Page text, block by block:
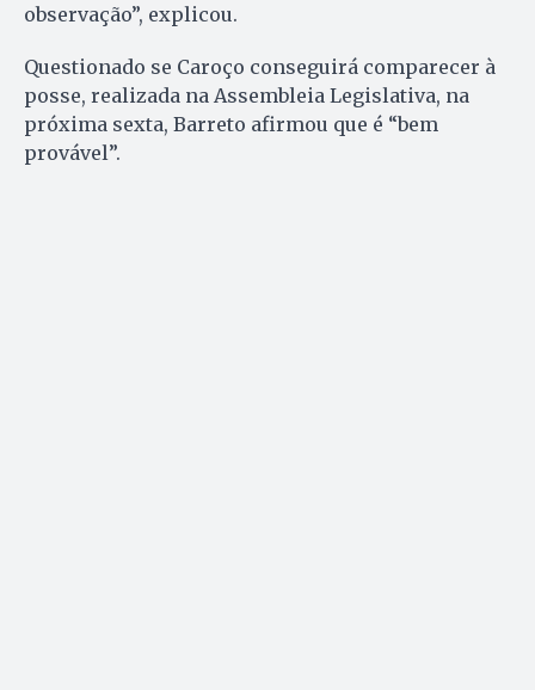
observação”, explicou.
Questionado se Caroço conseguirá comparecer à
posse, realizada na Assembleia Legislativa, na
próxima sexta, Barreto afirmou que é “bem
provável”.